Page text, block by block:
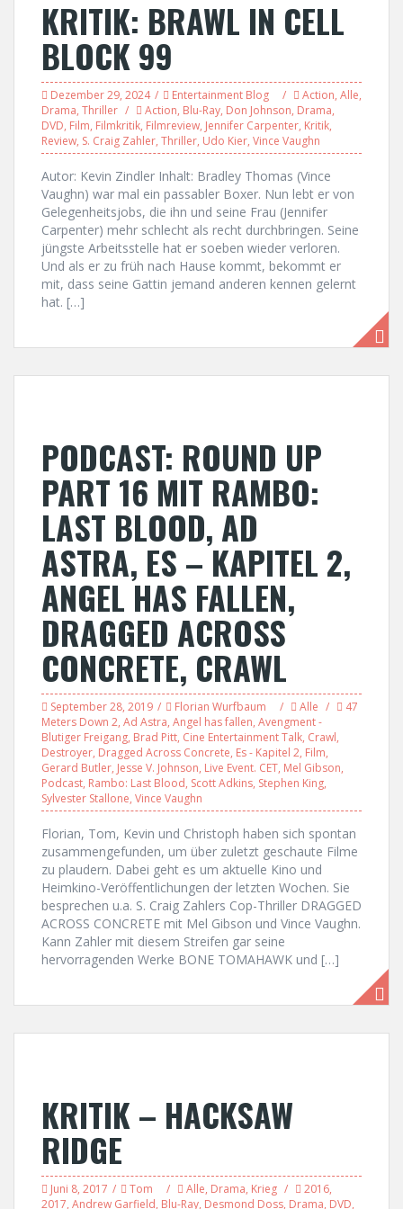
KRITIK: BRAWL IN CELL
BLOCK 99
Dezember 29, 2024 Entertainment Blog Action, Alle,
Drama, Thriller Action, Blu-Ray, Don Johnson, Drama,
DVD, Film, Filmkritik, Filmreview, Jennifer Carpenter, Kritik,
Review, S. Craig Zahler, Thriller, Udo Kier, Vince Vaughn
Autor: Kevin Zindler Inhalt: Bradley Thomas (Vince
Vaughn) war mal ein passabler Boxer. Nun lebt er von
Gelegenheitsjobs, die ihn und seine Frau (Jennifer
Carpenter) mehr schlecht als recht durchbringen. Seine
jüngste Arbeitsstelle hat er soeben wieder verloren.
Und als er zu früh nach Hause kommt, bekommt er
mit, dass seine Gattin jemand anderen kennen gelernt
hat. […]
PODCAST: ROUND UP
PART 16 MIT RAMBO:
LAST BLOOD, AD
ASTRA, ES – KAPITEL 2,
ANGEL HAS FALLEN,
DRAGGED ACROSS
CONCRETE, CRAWL
September 28, 2019 Florian Wurfbaum Alle
47
Meters Down 2, Ad Astra, Angel has fallen, Avengment -
Blutiger Freigang, Brad Pitt, Cine Entertainment Talk, Crawl,
Destroyer, Dragged Across Concrete, Es - Kapitel 2, Film,
Gerard Butler, Jesse V. Johnson, Live Event. CET, Mel Gibson,
Podcast, Rambo: Last Blood, Scott Adkins, Stephen King,
Sylvester Stallone, Vince Vaughn
Florian, Tom, Kevin und Christoph haben sich spontan
zusammengefunden, um über zuletzt geschaute Filme
zu plaudern. Dabei geht es um aktuelle Kino und
Heimkino-Veröffentlichungen der letzten Wochen. Sie
besprechen u.a. S. Craig Zahlers Cop-Thriller DRAGGED
ACROSS CONCRETE mit Mel Gibson und Vince Vaughn.
Kann Zahler mit diesem Streifen gar seine
hervorragenden Werke BONE TOMAHAWK und […]
KRITIK – HACKSAW
RIDGE
Juni 8, 2017 Tom Alle, Drama, Krieg 2016,
2017, Andrew Garfield, Blu-Ray, Desmond Doss, Drama, DVD,